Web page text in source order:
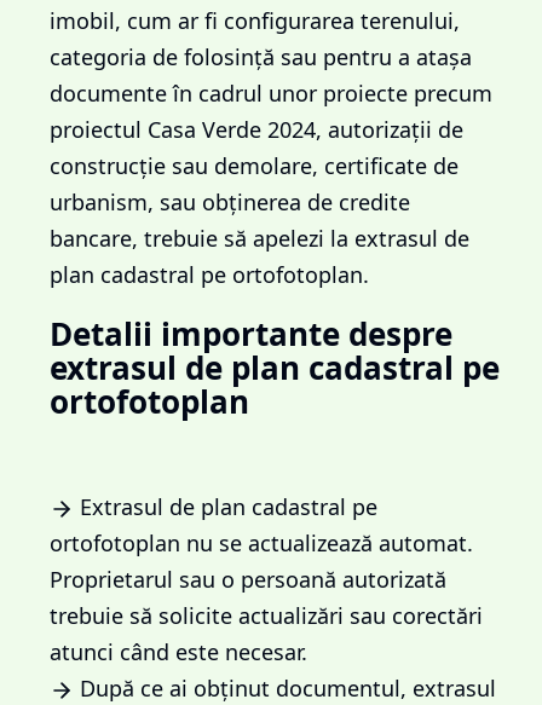
imobil, cum ar fi configurarea terenului,
categoria de folosință sau pentru a atașa
documente în cadrul unor proiecte precum
proiectul Casa Verde 2024, autorizații de
construcție sau demolare, certificate de
urbanism, sau obținerea de credite
bancare, trebuie să apelezi la extrasul de
plan cadastral pe ortofotoplan.
Detalii importante despre
extrasul de plan cadastral pe
ortofotoplan
Extrasul de plan cadastral pe
ortofotoplan nu se actualizează automat.
Proprietarul sau o persoană autorizată
trebuie să solicite actualizări sau corectări
atunci când este necesar.
După ce ai obținut documentul, extrasul